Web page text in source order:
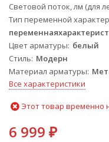
Световой поток, лм (для
Тип переменной
Цвет арматуры белый
Стиль Модерн
Материал арматуры
Все характеристики
Этот товар временно
6 999 ₽